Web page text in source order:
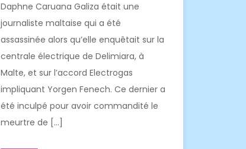
Daphne Caruana Galiza était une
journaliste maltaise qui a été
assassinée alors qu’elle enquêtait sur la
centrale électrique de Delimiara, à
Malte, et sur l’accord Electrogas
impliquant Yorgen Fenech. Ce dernier a
été inculpé pour avoir commandité le
meurtre de […]